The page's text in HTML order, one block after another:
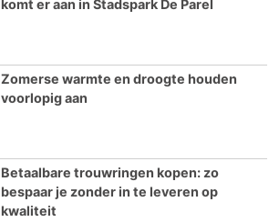
komt er aan in Stadspark De Parel
Zomerse warmte en droogte houden
voorlopig aan
Betaalbare trouwringen kopen: zo
bespaar je zonder in te leveren op
kwaliteit